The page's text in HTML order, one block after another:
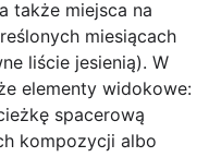
także miejsca na
miesiącach
liście jesienią). W
elementy widokowe:
spacerową
kompozycji albo